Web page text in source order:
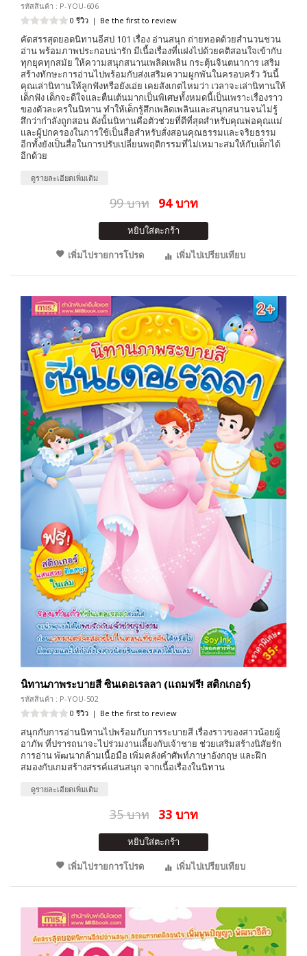
รหัสสินค้า : P-YOU-606
0 รีวิว | Be the first to review
คัดสรรสุดยอดนิทานอีสป 101 เรื่อง อ่านสนุก ถ่ายทอดด้วยสำนวนชวน
อ่าน พร้อมภาพประกอบน่ารัก มีเนื้อเรื่องที่แฝงไปด้วยคติสอนใจเข้ากับ
ทุกยุคทุกสมัย ให้ความสนุกสนานเพลิดเพลิน กระตุ้นจินตนาการ เสริม
สร้างทักษะการอ่านไปพร้อมกับส่งเสริมความผูกพันในครอบครัว วันนี้
คุณเล่านิทานให้ลูกฟังหรือยังเอ่ย เคยสังเกตไหมว่า เวลาจะเล่านิทานให้
เด็กฟัง เด็กจะดีใจและตื่นเต้นมากเป็นพิเศษทั้งหมดนี้เป็นเพราะเรื่องราว
ของตัวละครในนิทาน ทำให้เด็กรู้สึกเพลิดเพลินและสนุกสนานจนไม่รู้
สึกว่ากำลังถูกสอน ดังนั้นนิทานคือตัวช่วยที่ดีที่สุดสำหรับคุณพ่อคุณแม่
และผู้ปกครองในการใช้เป็นสื่อสำหรับสั่งสอนคุณธรรมและจริยธรรม
อีกทั้งยังเป็นสื่อในการปรับเปลี่ยนพฤติกรรมที่ไม่เหมาะสมให้กับเด็กได้
อีกด้วย
ดูรายละเอียดเพิ่มเติม
99 บาท 94 บาท
หยิบใส่ตะกร้า
เพิ่มไปรายการโปรด
เพิ่มไปเปรียบเทียบ
นิทานภาพระบายสี ซินเดอเรลลา (แถมฟรี! สติกเกอร์)
รหัสสินค้า : P-YOU-502
0 รีวิว | Be the first to review
สนุกกับการอ่านนิทานไปพร้อมกับการระบายสี เรื่องราวของสาวน้อยผู้
อาภัพ ที่ปรารถนาจะไปร่วมงานเลี้ยงกับเจ้าชาย ช่วยเสริมสร้างนิสัยรัก
การอ่าน พัฒนากล้ามเนื้อมือ เพิ่มคลังคำศัพท์ภาษาอังกฤษ และฝึก
สมองกับเกมสร้างสรรค์แสนสนุก จากเนื้อเรื่องในนิทาน
ดูรายละเอียดเพิ่มเติม
35 บาท 33 บาท
หยิบใส่ตะกร้า
เพิ่มไปรายการโปรด
เพิ่มไปเปรียบเทียบ